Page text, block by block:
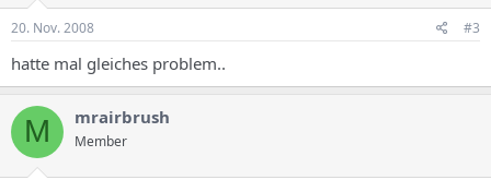
20. Nov. 2008 #3
hatte mal gleiches problem..
M mrairbrush
Member